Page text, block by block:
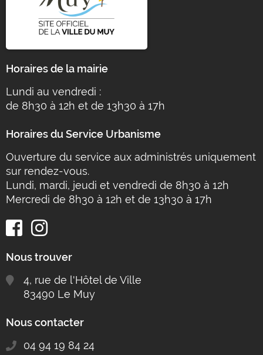
Horaires de la mairie
Lundi au vendredi :
de 8h30 à 12h et de 13h30 à 17h
Horaires du Service Urbanisme
Ouverture du service aux administrés uniquement
sur rendez-vous.
Lundi, mardi, jeudi et vendredi de 8h30 à 12h
Mercredi de 8h30 à 12h et de 13h30 à 17h
Nous trouver
4, rue de l'Hôtel de Ville
83490 Le Muy
Nous contacter
04 94 19 84 24